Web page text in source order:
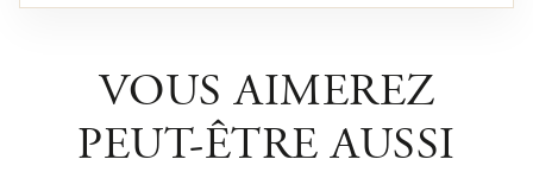
VOUS AIMEREZ
PEUT-ÊTRE AUSSI